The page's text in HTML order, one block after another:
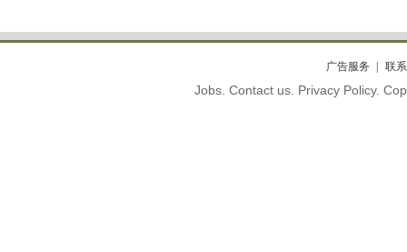
广告服务 联
Jobs. Contact us. Privacy Policy.